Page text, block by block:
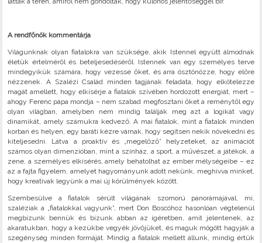
A rendfőnök kommentárja
Világunknak olyan fiatalokra van szüksége, akik Istennel együtt álmodnak
életük értelméről és beteljesedéséről. Istennek van egy személyes terve
mindegyikük számára, hogy vezesse őket, és arra ösztönözze, hogy előre
nézzenek. A Szalézi Család minden tagjának feladata, hogy elkötelezze
magát amellett, hogy elkísérje a fiatalok szívében hordozott energiát, mert –
ahogy Ferenc pápa mondja – nem szabad megfosztani őket a reménytől egy
olyan világban, amelyben nem mindig találják meg azt a logikát vagy
dinamikát, amely számukra kedvező. A mai fiatalok, mint a fiatalok minden
korban és helyen, egy baráti kézre várnak, hogy segítsen nekik növekedni és
kiteljesedni. Látva a proaktív és „megelőző” helyzeteket, az animációt
számos olyan dimenzióban, mint a színház, a sport, a művészet, a játékok, a
zene, a személyes elkísérés, amely behatolhat az ember mélységeibe – ez
az a fajta figyelem, amelyet hagyományunk adott nekünk, meghívva minket,
hogy kreatívak legyünk a mai új körülmények között.
Szembesülve a fiatalok sérült világának szomorú panorámájával, mi,
szaléziak a „fiatalokkal vagyunk”, mert Don Boscóhoz hasonlóan végtelenül
megbízunk bennük és bízunk abban az ígéretben, amit jelentenek, az
akaratukban, hogy a kezükbe vegyék jövőjüket, és maguk mögött hagyják a
szegénység minden formáját. Mindig a fiatalok mellett állunk, mindig értük